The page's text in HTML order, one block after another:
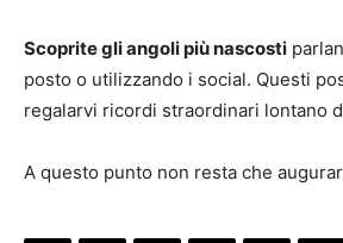
Scoprite gli angoli più nascosti
posto o utilizzando i social. Questi
regalarvi ricordi straordinari lontano
A questo punto non resta che